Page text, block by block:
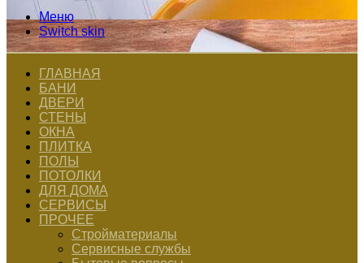
Меню
Switch skin
ГЛАВНАЯ
БАНИ
ДВЕРИ
СТЕНЫ
ОКНА
ПЛИТКА
ПОЛЫ
ПОТОЛКИ
ДЛЯ ДОМА
СЕРВИСЫ
ПРОЧЕЕ
Стройматериалы
Сервисные службы